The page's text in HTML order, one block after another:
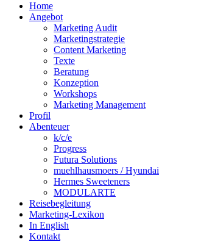
Home
Angebot
Marketing Audit
Marketingstrategie
Content Marketing
Texte
Beratung
Konzeption
Workshops
Marketing Management
Profil
Abenteuer
k/c/e
Progress
Futura Solutions
muehlhausmoers / Hyundai
Hermes Sweeteners
MODULARTE
Reisebegleitung
Marketing-Lexikon
In English
Kontakt